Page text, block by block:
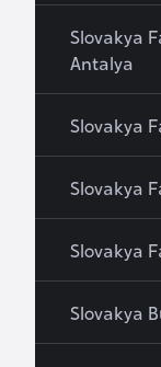
Slovakya
Antalya
Slovakya
Slovakya
Slovakya
Slovakya
y
c
n
B
h
r
e
y